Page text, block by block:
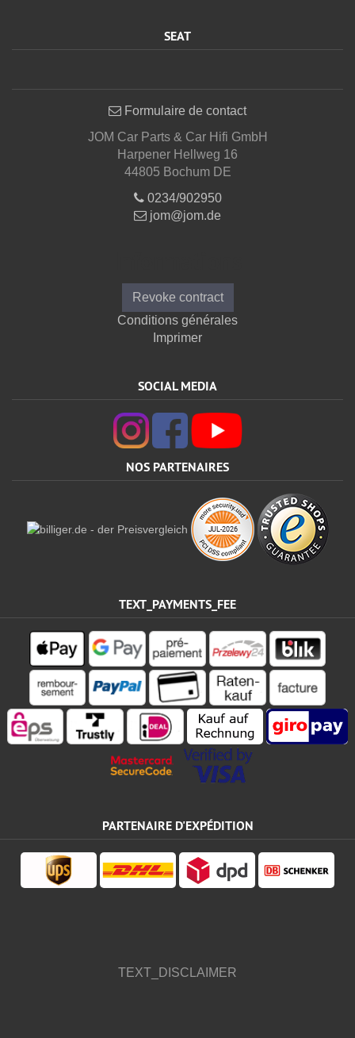
SEAT
Formulaire de contact
JOM Car Parts & Car Hifi GmbH
Harpener Hellweg 16
44805 Bochum DE
0234/902950
jom@jom.de
Revoke contract
Conditions générales
Imprimer
SOCIAL MEDIA
NOS PARTENAIRES
TEXT_PAYMENTS_FEE
PARTENAIRE D'EXPÉDITION
TEXT_DISCLAIMER